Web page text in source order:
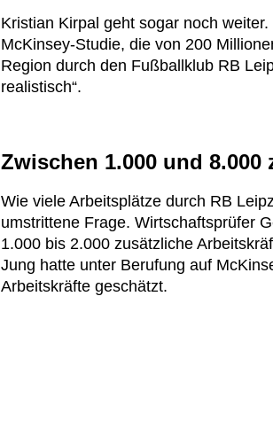
Kristian Kirpal geht sogar noch
McKinsey-Studie, die von 200
Region durch den Fußballklub RB
realistisch“.
Zwischen 1.000 und
Wie viele Arbeitsplätze durch RB
umstrittene Frage. Wirtschaftsprüfer
1.000 bis 2.000 zusätzliche
Jung hatte unter Berufung auf
Arbeitskräfte geschätzt.